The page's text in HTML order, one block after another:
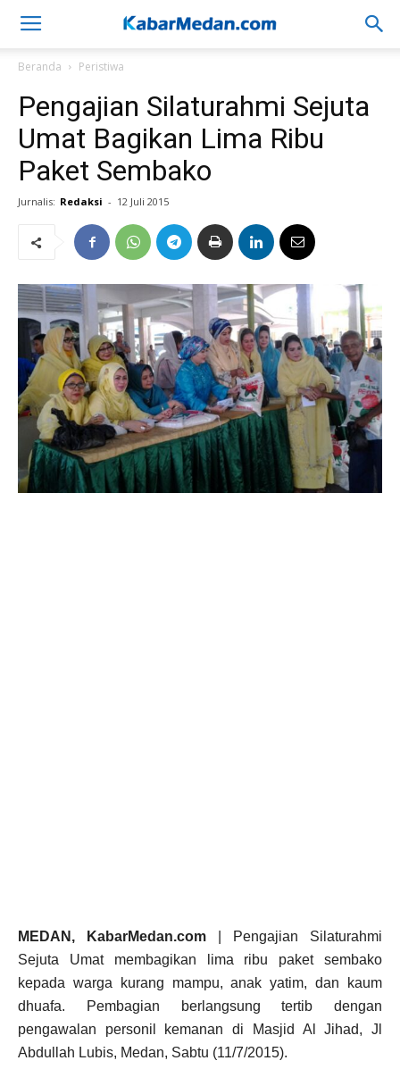
Beranda Peristiwa
Pengajian Silaturahmi Sejuta
Umat Bagikan Lima Ribu
Paket Sembako
Jurnalis: Redaksi - 12 Juli 2015
MEDAN, KabarMedan.com | Pengajian Silaturahmi
Sejuta Umat membagikan lima ribu paket sembako
kepada warga kurang mampu, anak yatim, dan kaum
dhuafa. Pembagian berlangsung tertib dengan
pengawalan personil kemanan di Masjid Al Jihad, Jl
Abdullah Lubis, Medan, Sabtu (11/7/2015).